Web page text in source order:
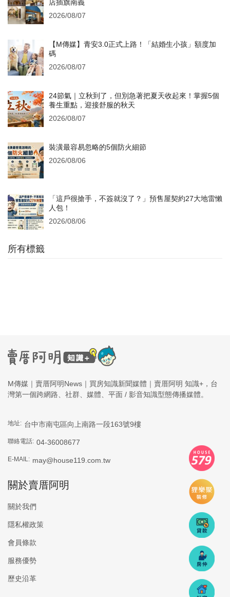
店插旗南義
2026/08/07
【M傳媒】青安3.0正式上路！「結婚生小孩」額度加
碼
2026/08/07
24節氣｜立秋到了，但別急著把夏天收起來！掌握5個
養生重點，迎接舒服的秋天
2026/08/07
裝潢最容易忽略的5個防火細節
2026/08/06
「這戶很搶手，不簽就沒了？」預售屋契約27大地雷懶
人包！
2026/08/06
所有標籤
M傳媒｜賣厝阿明News｜買房知識新聞媒體｜賣厝阿明 知識+，台
灣第一個跨網路、社群、媒體、平面 / 影音知識型態傳播媒體。
地址: 台中市南屯區向上南路一段163號9樓
聯絡電話: 04-36008677
E-MAIL: may@house119.com.tw
關於賣厝阿明
關於我們
隱私權政策
會員條款
服務優勢
歷史沿革